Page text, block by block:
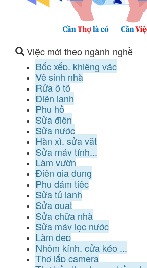
Việc mới theo ngành nghề
Bốc xếp, khiêng vác
Vệ sinh nhà
Rửa ô tô
Điện lạnh
Phụ hồ
Sửa điện
Sửa nước
Hàn xì, sửa vặt
Sửa máy tính...
Làm vườn
Điện gia dụng
Phụ đám tiệc
Sửa tủ lạnh
Sửa quạt
Sửa chữa nhà
Sửa máy lọc nước
Làm đẹp
Nhôm kính, cửa kéo ...
Thợ lắp camera